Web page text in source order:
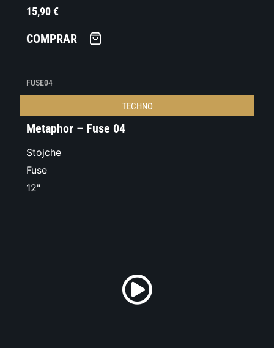
15,90€
COMPRAR
FUSE04
TECHNO
Metaphor – Fuse 04
Stojche
Fuse
12"